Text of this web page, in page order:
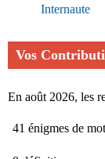
Internaute
Vos
En août 2026, les
41 énigmes de